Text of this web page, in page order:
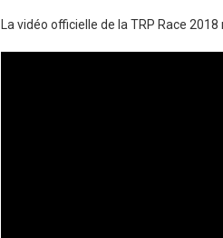
La vidéo officielle de la TRP Race